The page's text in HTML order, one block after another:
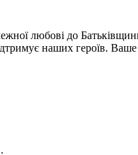
любові до
наших героїв.